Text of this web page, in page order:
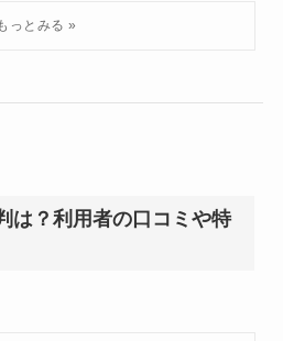
は？利用者の口コミや特